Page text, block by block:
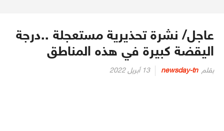
عاجل/ نشرة تحذيرية مستعجلة ..درجة
اليقضة كبيرة في هذه المناطق
بقلم newsday-tn
Posted
13 أبريل 2022